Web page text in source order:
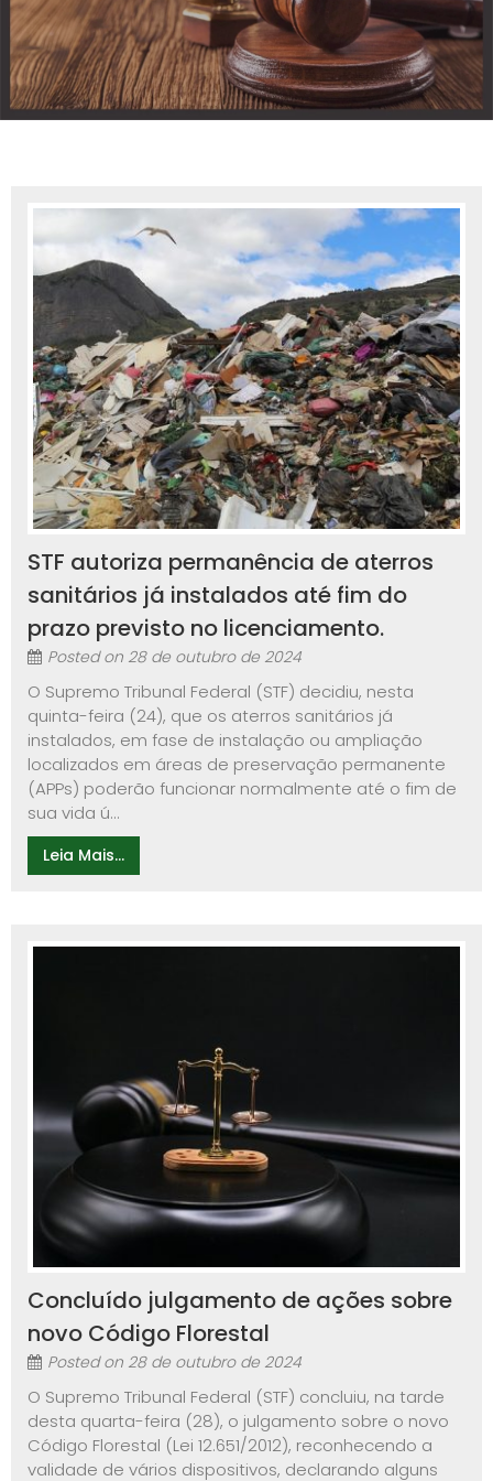
STF autoriza permanência de aterros
sanitários já instalados até fim do
prazo previsto no licenciamento.
Posted on 28 de outubro de 2024
O Supremo Tribunal Federal (STF) decidiu, nesta
quinta-feira (24), que os aterros sanitários já
instalados, em fase de instalação ou ampliação
localizados em áreas de preservação permanente
(APPs) poderão funcionar normalmente até o fim de
sua vida ú...
Leia Mais...
Concluído julgamento de ações sobre
novo Código Florestal
Posted on 28 de outubro de 2024
O Supremo Tribunal Federal (STF) concluiu, na tarde
desta quarta-feira (28), o julgamento sobre o novo
Código Florestal (Lei 12.651/2012), reconhecendo a
validade de vários dispositivos, declarando alguns